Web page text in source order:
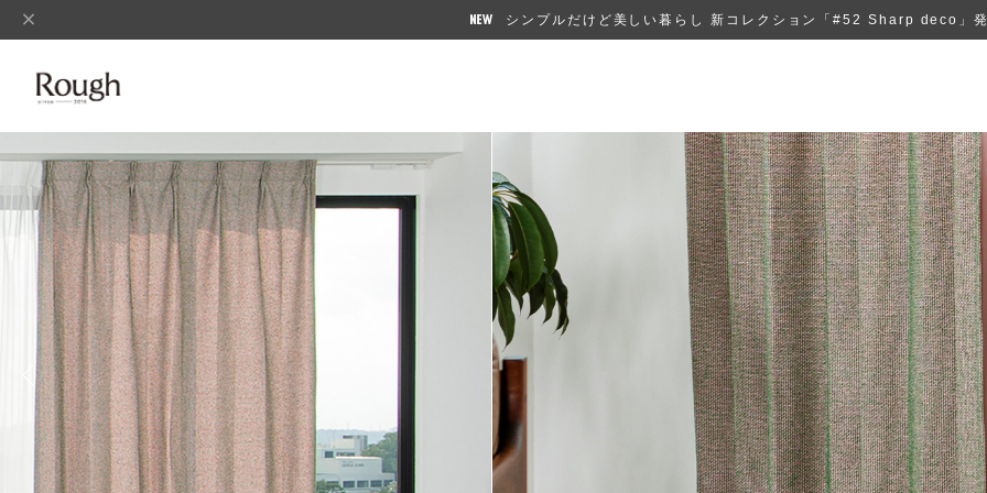
シンプルだけど美しい暮らし 新コレクション「#52 Sharp deco」